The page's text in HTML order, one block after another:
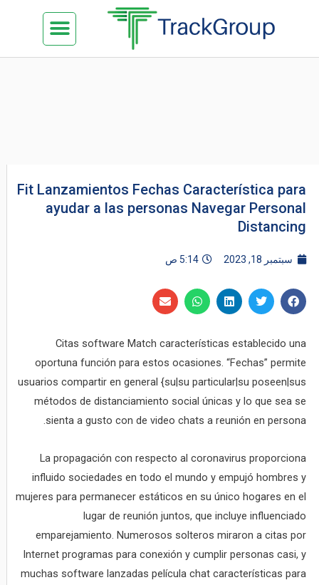
Menu
Fit Lanzamientos Fechas Característica para
ayudar a las personas Navegar Personal
Distancing
سبتمبر 18, 2023 5:14 ص
Citas software Match características establecido una
oportuna función para estos ocasiones. “Fechas” permite
usuarios compartir en general {su|su particular|su poseen|sus
métodos de distanciamiento social únicas y lo que sea se
sienta a gusto con de video chats a reunión en persona.
La propagación con respecto al coronavirus proporciona
influido sociedades en todo el mundo y empujó hombres y
mujeres para permanecer estáticos en su único hogares en el
lugar de reunión juntos, que incluye influenciado
emparejamiento. Numerosos solteros miraron a citas por
Internet programas para conexión y cumplir personas casi, y
muchas software lanzadas película chat características para